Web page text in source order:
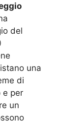
del
una
di
e per
un